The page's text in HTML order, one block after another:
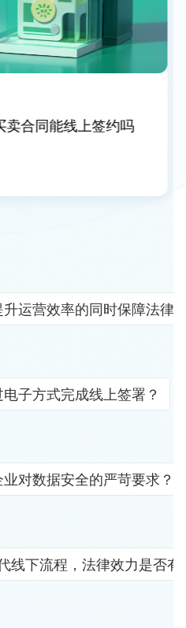
合同能线上签约吗
运营效率的同时保障法律
子方式完成线上签署？
对数据安全的严苛要求？
线下流程，法律效力是否有